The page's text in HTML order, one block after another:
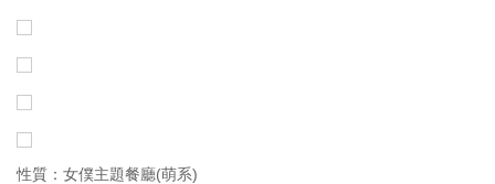
性質：女僕主題餐廳(萌系)